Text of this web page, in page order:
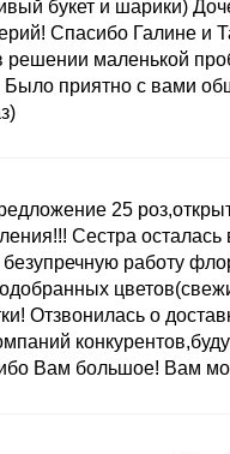
букет и шарики)
Спасибо Галине и
решении маленькой
Было приятно с вами
25
Сестра осталась
работу
Отзвонилась о
Вам большое! Вам